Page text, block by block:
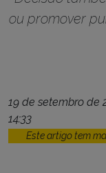
ou promover
19 de setembro de
14:33
Este artigo tem